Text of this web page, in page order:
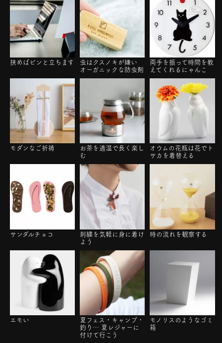
挟めばピンと立ちます
虫はクスノキが嫌い
オーガニックな防虫剤
両手を振って時間を教
えてくれるにゃんこ
モダンなご祈祷
お茶を適温で長く楽し
む
オウムの花瓶は花でト
サカを着替える
サンダルチョコ
刺繍を気軽に身に着け
よう
時の流れを観察する
エモい
夏フェス・キャンプ・
釣り… 夏レジャーに
付けて行こう
モノリスのようなゴミ
箱